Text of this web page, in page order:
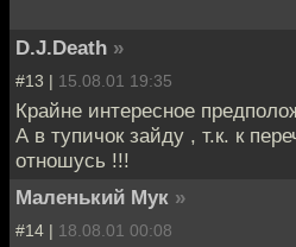
D.J.Death »
#13 | 15.08.01 19:35
Крайне интересное
А в тупичок зайду , т.к. к
отношусь !!!
Маленький Мук »
#14 | 18.08.01 00:08